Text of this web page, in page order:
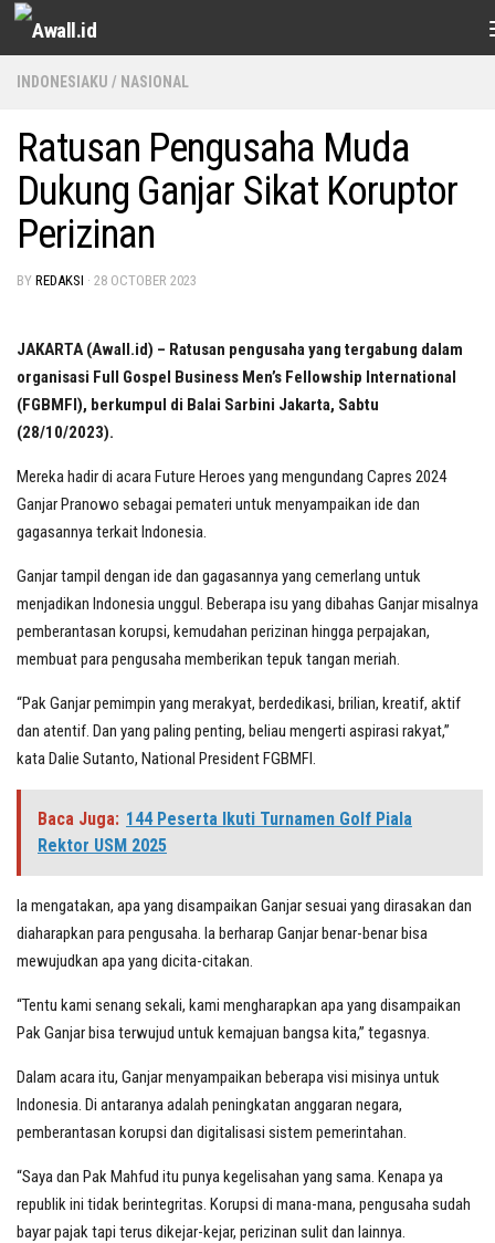
Skip to content
INDONESIAKU / NASIONAL
Ratusan Pengusaha Muda
Dukung Ganjar Sikat Koruptor
Perizinan
BY REDAKSI · 28 OCTOBER 2023
JAKARTA (Awall.id) – Ratusan pengusaha yang tergabung dalam
organisasi Full Gospel Business Men’s Fellowship International
(FGBMFI), berkumpul di Balai Sarbini Jakarta, Sabtu
(28/10/2023).
Mereka hadir di acara Future Heroes yang mengundang Capres 2024
Ganjar Pranowo sebagai pemateri untuk menyampaikan ide dan
gagasannya terkait Indonesia.
Ganjar tampil dengan ide dan gagasannya yang cemerlang untuk
menjadikan Indonesia unggul. Beberapa isu yang dibahas Ganjar misalnya
pemberantasan korupsi, kemudahan perizinan hingga perpajakan,
membuat para pengusaha memberikan tepuk tangan meriah.
“Pak Ganjar pemimpin yang merakyat, berdedikasi, brilian, kreatif, aktif
dan atentif. Dan yang paling penting, beliau mengerti aspirasi rakyat,”
kata Dalie Sutanto, National President FGBMFI.
Baca Juga: 144 Peserta Ikuti Turnamen Golf Piala
Rektor USM 2025
Ia mengatakan, apa yang disampaikan Ganjar sesuai yang dirasakan dan
diaharapkan para pengusaha. Ia berharap Ganjar benar-benar bisa
mewujudkan apa yang dicita-citakan.
“Tentu kami senang sekali, kami mengharapkan apa yang disampaikan
Pak Ganjar bisa terwujud untuk kemajuan bangsa kita,” tegasnya.
Dalam acara itu, Ganjar menyampaikan beberapa visi misinya untuk
Indonesia. Di antaranya adalah peningkatan anggaran negara,
pemberantasan korupsi dan digitalisasi sistem pemerintahan.
“Saya dan Pak Mahfud itu punya kegelisahan yang sama. Kenapa ya
republik ini tidak berintegritas. Korupsi di mana-mana, pengusaha sudah
bayar pajak tapi terus dikejar-kejar, perizinan sulit dan lainnya.